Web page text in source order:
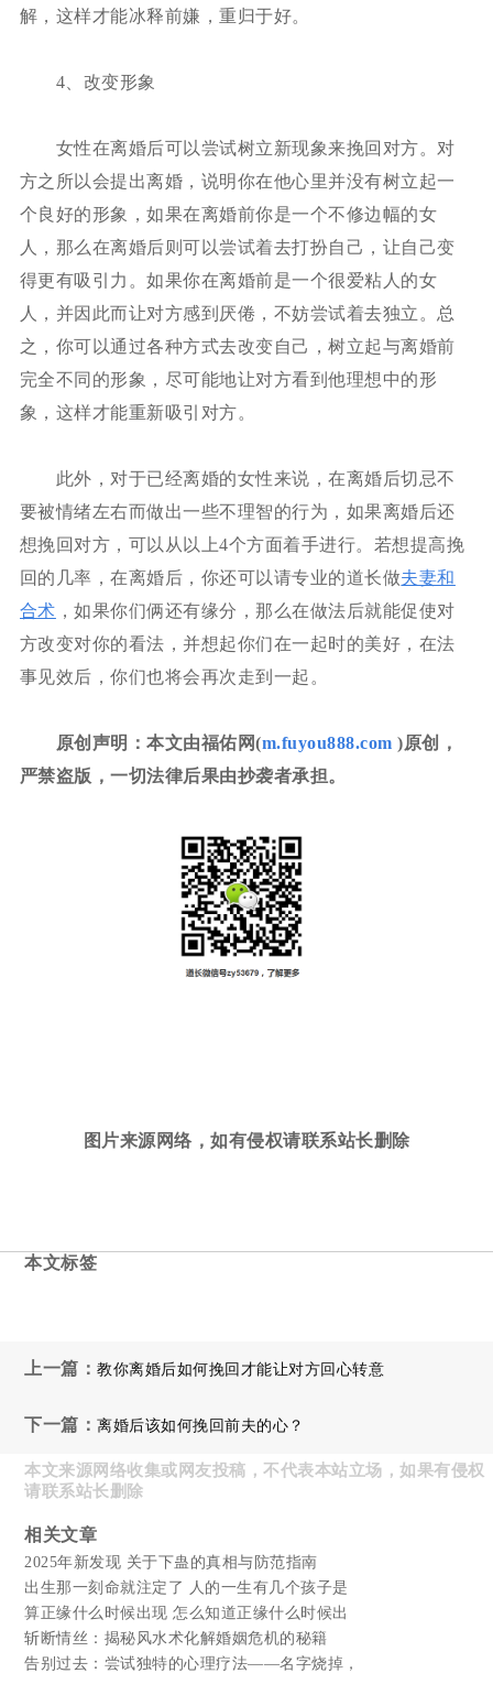
解，这样才能冰释前嫌，重归于好。
4、改变形象
女性在离婚后可以尝试树立新现象来挽回对方。对
方之所以会提出离婚，说明你在他心里并没有树立起一
个良好的形象，如果在离婚前你是一个不修边幅的女
人，那么在离婚后则可以尝试着去打扮自己，让自己变
得更有吸引力。如果你在离婚前是一个很爱粘人的女
人，并因此而让对方感到厌倦，不妨尝试着去独立。总
之，你可以通过各种方式去改变自己，树立起与离婚前
完全不同的形象，尽可能地让对方看到他理想中的形
象，这样才能重新吸引对方。
此外，对于已经离婚的女性来说，在离婚后切忌不
要被情绪左右而做出一些不理智的行为，如果离婚后还
想挽回对方，可以从以上4个方面着手进行。若想提高挽
回的几率，在离婚后，你还可以请专业的道长做夫妻和
合术 ，如果你们俩还有缘分，那么在做法后就能促使对
方改变对你的看法，并想起你们在一起时的美好，在法
事见效后，你们也将会再次走到一起。
原创声明：本文由福佑网(m.fuyou888.com )原创，
严禁盗版，一切法律后果由抄袭者承担。
图片来源网络，如有侵权请联系站长删除
本文标签
上一篇：教你离婚后如何挽回才能让对方回心转意
下一篇：离婚后该如何挽回前夫的心？
本文来源网络收集或网友投稿，不代表本站立场，如果有侵权
请联系站长删除
相关文章
2025年新发现 关于下蛊的真相与防范指南
出生那一刻命就注定了 人的一生有几个孩子是
算正缘什么时候出现 怎么知道正缘什么时候出
斩断情丝：揭秘风水术化解婚姻危机的秘籍
告别过去：尝试独特的心理疗法——名字烧掉，